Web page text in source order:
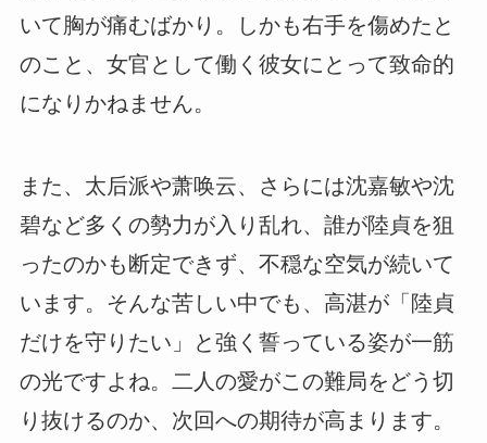
いて胸が痛むばかり。しかも右手を傷めたと
のこと、女官として働く彼女にとって致命的
になりかねません。
また、太后派や萧唤云、さらには沈嘉敏や沈
碧など多くの勢力が入り乱れ、誰が陸貞を狙
ったのかも断定できず、不穏な空気が続いて
います。そんな苦しい中でも、高湛が「陸貞
だけを守りたい」と強く誓っている姿が一筋
の光ですよね。二人の愛がこの難局をどう切
り抜けるのか、次回への期待が高まります。